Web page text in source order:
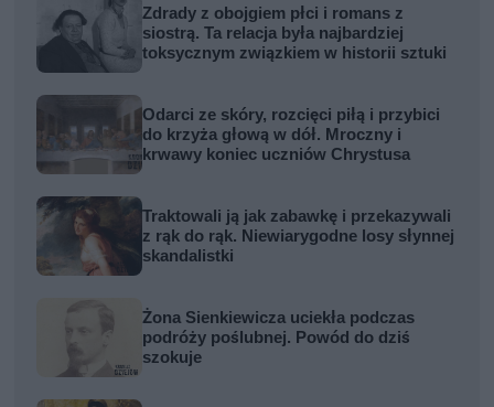
Zdrady z obojgiem płci i romans z
siostrą. Ta relacja była najbardziej
toksycznym związkiem w historii sztuki
Odarci ze skóry, rozcięci piłą i przybici
do krzyża głową w dół. Mroczny i
krwawy koniec uczniów Chrystusa
Traktowali ją jak zabawkę i przekazywali
z rąk do rąk. Niewiarygodne losy słynnej
skandalistki
Żona Sienkiewicza uciekła podczas
podróży poślubnej. Powód do dziś
szokuje